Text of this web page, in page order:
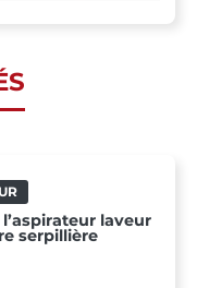
l’aspirateur laveur
serpillière